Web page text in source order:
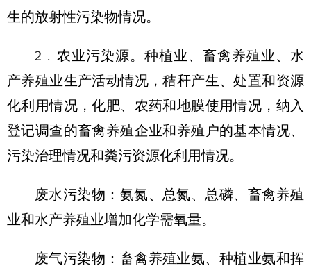
生的放射性污染物情况。
2﹒农业污染源。种植业、畜禽养殖业、水
产养殖业生产活动情况，秸秆产生、处置和资源
化利用情况，化肥、农药和地膜使用情况，纳入
登记调查的畜禽养殖企业和养殖户的基本情况、
污染治理情况和粪污资源化利用情况。
废水污染物：氨氮、总氮、总磷、畜禽养殖
业和水产养殖业增加化学需氧量。
废气污染物：畜禽养殖业氨、种植业氨和挥